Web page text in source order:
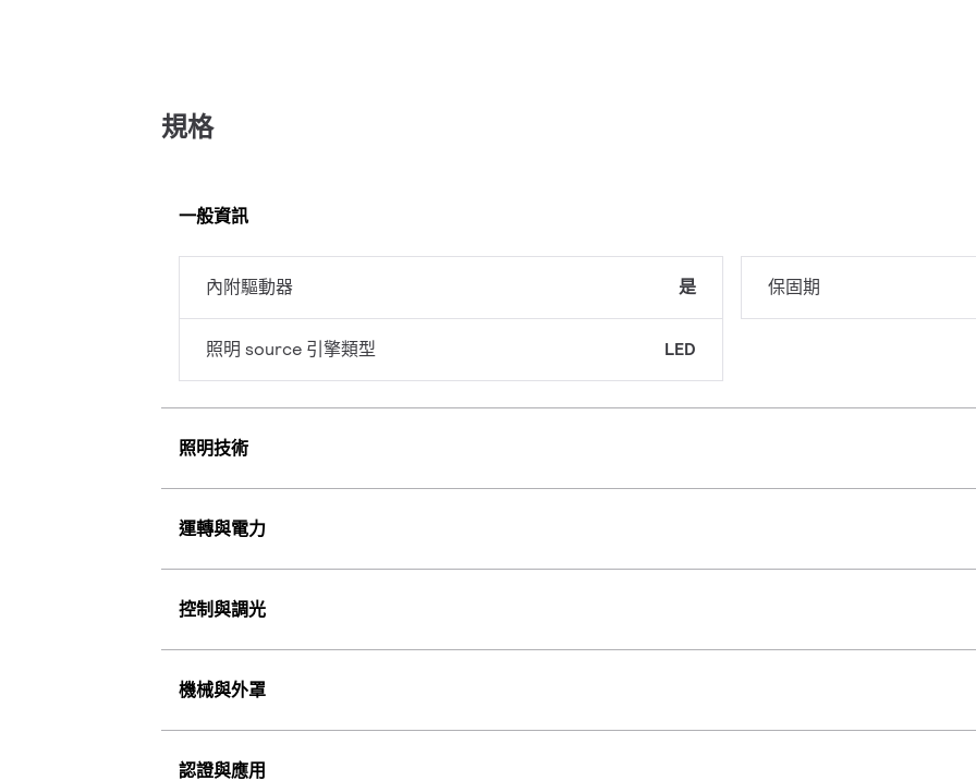
規格
一般資訊
內附驅動器 是
照明 source 引擎類型 LED
保固期
照明技術
運轉與電力
控制與調光
機械與外罩
認證與應用